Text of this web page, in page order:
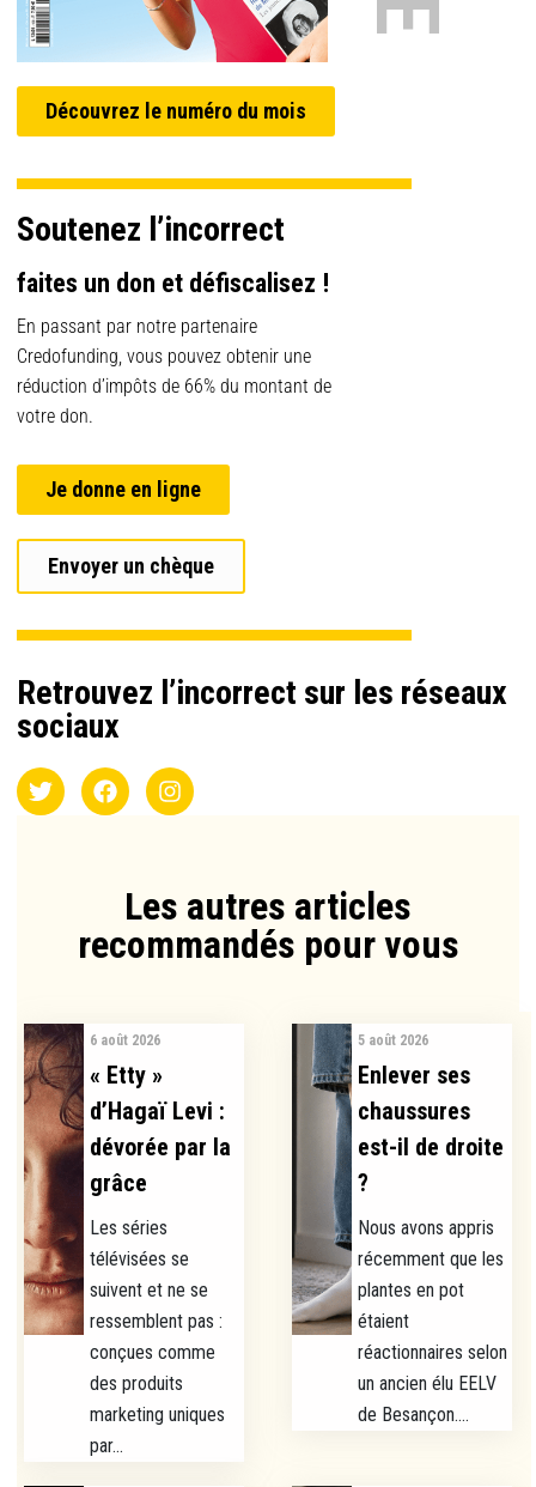
Découvrez le numéro du mois
Soutenez l’incorrect
faites un don et défiscalisez !
En passant par notre partenaire
Credofunding, vous pouvez obtenir une
réduction d’impôts de 66% du montant de
votre don.
Je donne en ligne
Envoyer un chèque
Retrouvez l’incorrect sur les réseaux
sociaux
Les autres articles
recommandés pour vous​
6 août 2026
« Etty »
d’Hagaï Levi :
dévorée par la
grâce
Les séries
télévisées se
suivent et ne se
ressemblent pas :
conçues comme
des produits
marketing uniques
par...
5 août 2026
Enlever ses
chaussures
est-il de droite
?
Nous avons appris
récemment que les
plantes en pot
étaient
réactionnaires selon
un ancien élu EELV
de Besançon....